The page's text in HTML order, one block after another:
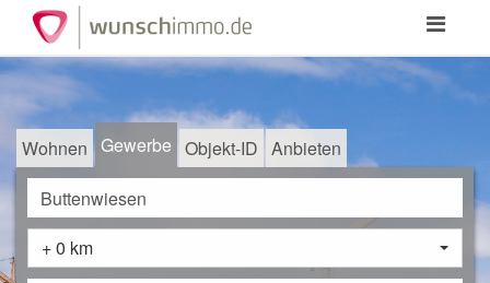
Toggle
Wohnen Gewerbe Objekt-ID Anbieten
+ 0 km